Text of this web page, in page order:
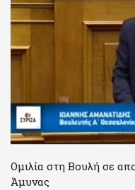
Ομιλία στη Βουλή σε
Άμυνας